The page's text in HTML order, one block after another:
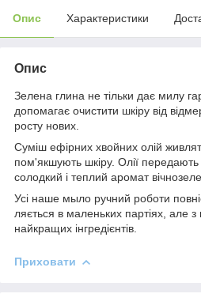
Опис Характеристики
Опис
Зелена глина не тільки дає милу
допомагає очистити шкіру від
росту нових.
Суміш ефірних хвойних олій
пом'якшують шкіру. Олії
солодкий і теплий аромат
Усі наше мыло ручний роботи
ляється в маленьких партіях, але
найкращих інгредієнтів.
Приховати